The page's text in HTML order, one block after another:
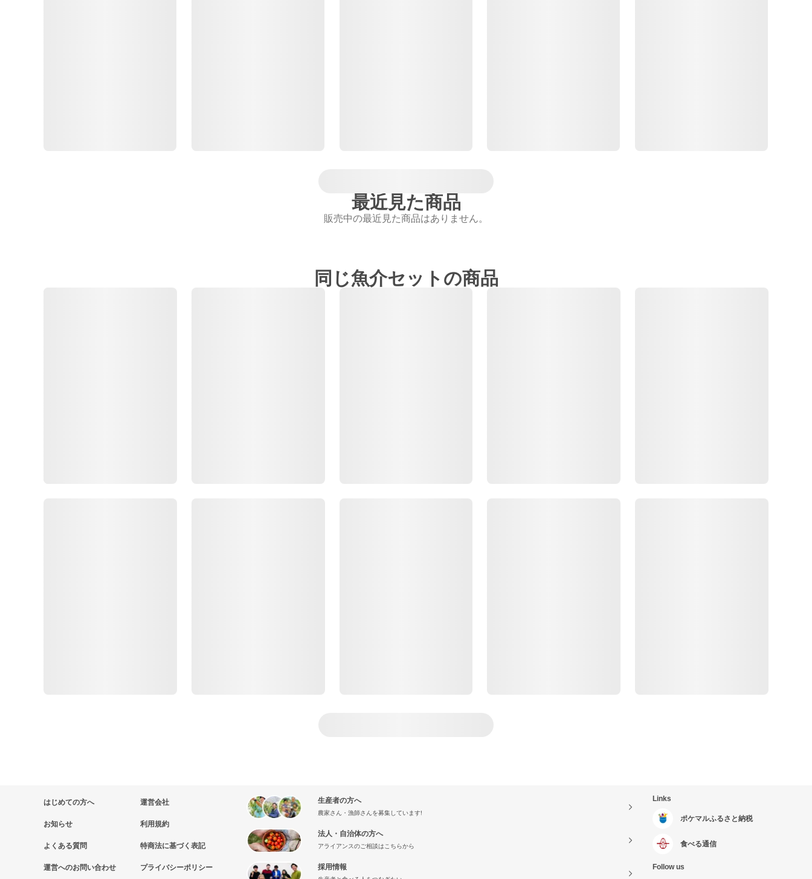
最近見た商品
販売中の最近見た商品はありません。
同じ魚介セットの商品
はじめての方へ
お知らせ
よくある質問
運営へのお問い合わせ
運営会社
利用規約
特商法に基づく表記
プライバシーポリシー
生産者の方へ
農家さん・漁師さんを募集しています!
法人・自治体の方へ
アライアンスのご相談はこちらから
採用情報
Links
ポケマルふるさと納税
食べる通信
Follow us